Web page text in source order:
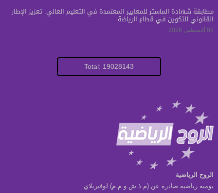
مطابقة شهادة الماستر للمعايير المعتمدة في التعليم العالي: تعزيز الإطار
القانوني للتكوين في قطاع الرياضة
05 أغسطس 2026
Total: 19028143
الروح الرياضية
يومية رياضية صادرة عن (م.ذ.ش.و.م.م) لوفيربلاي